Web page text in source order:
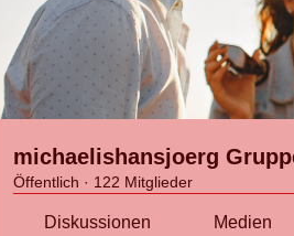
michaelishansjoerg
Öffentlich · 122 Mitglieder
Diskussionen Medien